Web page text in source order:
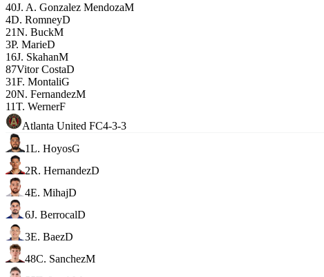
40J. A. Gonzalez MendozaM
4D. RomneyD
21N. BuckM
3P. MarieD
16J. SkahanM
87Vitor CostaD
31F. MontaliG
20N. FernandezM
11T. WernerF
Atlanta United FC4-3-3
1L. HoyosG
2R. HernandezD
4E. MihajD
6J. BerrocalD
3E. BaezD
48C. SanchezM